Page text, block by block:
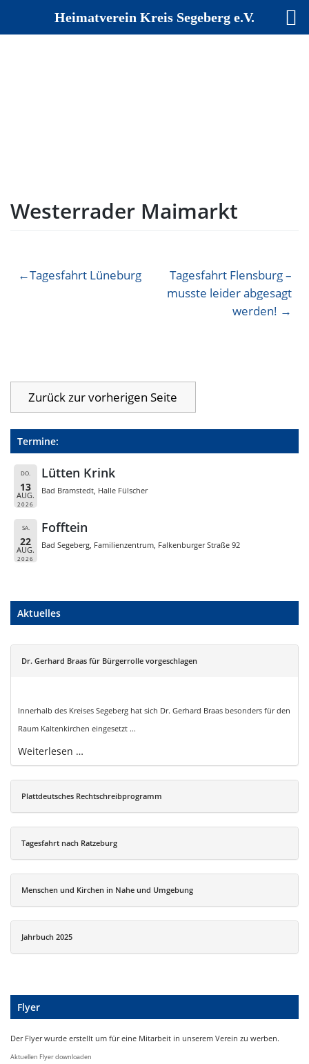
Westerrader Maimarkt
Beitragsnavigation
Tagesfahrt Lüneburg
Tagesfahrt Flensburg –
musste leider abgesagt
werden!
Termine:
DO.
13
AUG.
2026
Lütten Krink
Bad Bramstedt, Halle Fülscher
SA.
22
AUG.
2026
Fofftein
Bad Segeberg, Familienzentrum, Falkenburger Straße 92
Aktuelles
Dr. Gerhard Braas für Bürgerrolle vorgeschlagen
Innerhalb des Kreises Segeberg hat sich Dr. Gerhard Braas besonders für den
Raum Kaltenkirchen eingesetzt ...
Weiterlesen …
Plattdeutsches Rechtschreibprogramm
Tagesfahrt nach Ratzeburg
Menschen und Kirchen in Nahe und Umgebung
Jahrbuch 2025
Flyer
Der Flyer wurde erstellt um für eine Mitarbeit in unserem Verein zu werben.
Aktuellen Flyer downloaden
Heimatverein Kreis Segeberg e.V.